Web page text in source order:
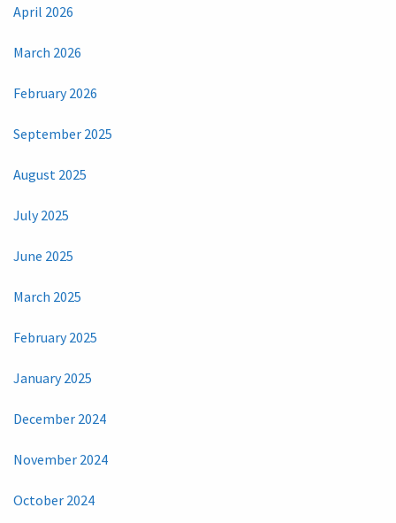
April 2026
March 2026
February 2026
September 2025
August 2025
July 2025
June 2025
March 2025
February 2025
January 2025
December 2024
November 2024
October 2024